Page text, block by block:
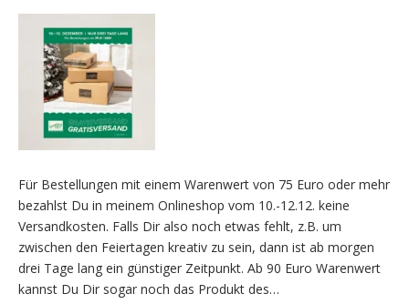
Für Bestellungen mit einem Warenwert von 75 Euro oder mehr
bezahlst Du in meinem Onlineshop vom 10.-12.12. keine
Versandkosten. Falls Dir also noch etwas fehlt, z.B. um
zwischen den Feiertagen kreativ zu sein, dann ist ab morgen
drei Tage lang ein günstiger Zeitpunkt. Ab 90 Euro Warenwert
kannst Du Dir sogar noch das Produkt des…